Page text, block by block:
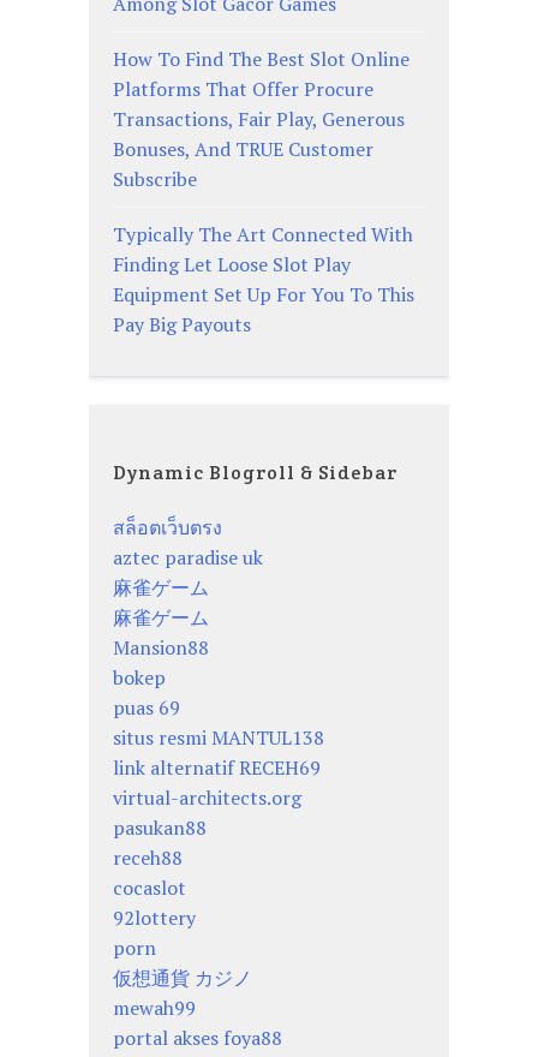
How To Find The Best Slot Online
Platforms That Offer Procure
Transactions, Fair Play, Generous
Bonuses, And TRUE Customer
Subscribe
Typically The Art Connected With
Finding Let Loose Slot Play
Equipment Set Up For You To This
Pay Big Payouts
Dynamic Blogroll & Sidebar
สล็อตเว็บตรง
aztec paradise uk
麻雀ゲーム
麻雀ゲーム
Mansion88
bokep
puas 69
situs resmi MANTUL138
link alternatif RECEH69
virtual-architects.org
pasukan88
receh88
cocaslot
92lottery
porn
仮想通貨 カジノ
mewah99
portal akses foya88